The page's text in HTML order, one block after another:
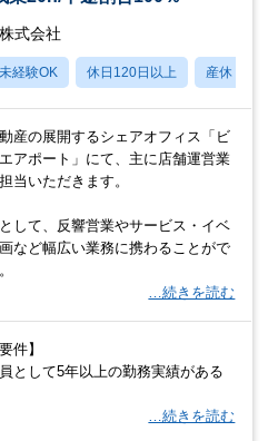
式会社
経験OK 休日120日以上 産休・育休
産の展開するシェアオフィス「ビ
アポート」にて、主に店舗運営業
当いただきます。
して、反響営業やサービス・イベ
など幅広い業務に携わることがで
…続きを読む
件】
員として5年以上の勤務実績がある
…続きを読む